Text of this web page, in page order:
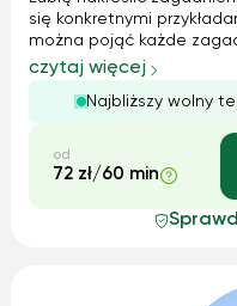
się konkretnymi przykładami z życia.
można pojąć każde
wytłumaczone w odpowiednio
z różnorodnych metod
bronią bez wątpienia ...
czytaj więcej
Najbliższy wolny
od
72 zł/60 min